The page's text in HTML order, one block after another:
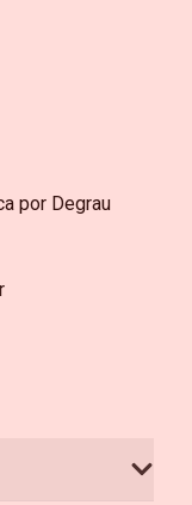
por Degrau